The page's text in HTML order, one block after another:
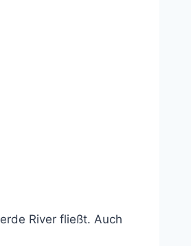
River fließt. Auch